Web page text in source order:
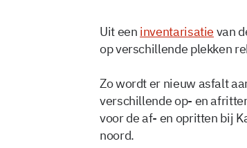
Uit een inventarisatie van
op verschillende plekken
Zo wordt er nieuw asfalt
verschillende op- en
voor de af- en opritten bij
noord.